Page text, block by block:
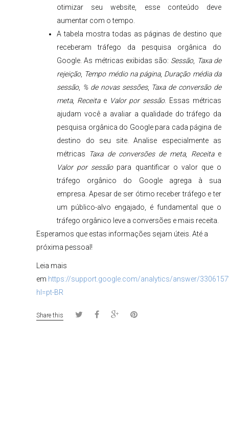
otimizar seu website, esse conteúdo deve
aumentar com o tempo.
A tabela mostra todas as páginas de destino que
receberam tráfego da pesquisa orgânica do
Google. As métricas exibidas são: Sessão, Taxa de
rejeição, Tempo médio na página, Duração média da
sessão, % de novas sessões, Taxa de conversão de
meta, Receitae Valor por sessão. Essas métricas
ajudam você a avaliar a qualidade do tráfego da
pesquisa orgânica do Google para cada página de
destino do seu site. Analise especialmente as
métricas
Taxa de conversões de meta, Receitae
Valor por sessãopara quantificar o valor que o
tráfego orgânico do Google agrega à sua
empresa. Apesar de ser ótimo receber tráfego e ter
um público-alvo engajado, é fundamental que o
tráfego orgânico leve a conversões e mais receita.
Esperamos que estas informações sejam úteis. Até a
próxima pessoal!
Leia mais
em https://support.google.com/analytics/answer/
hl=pt-BR
Share this